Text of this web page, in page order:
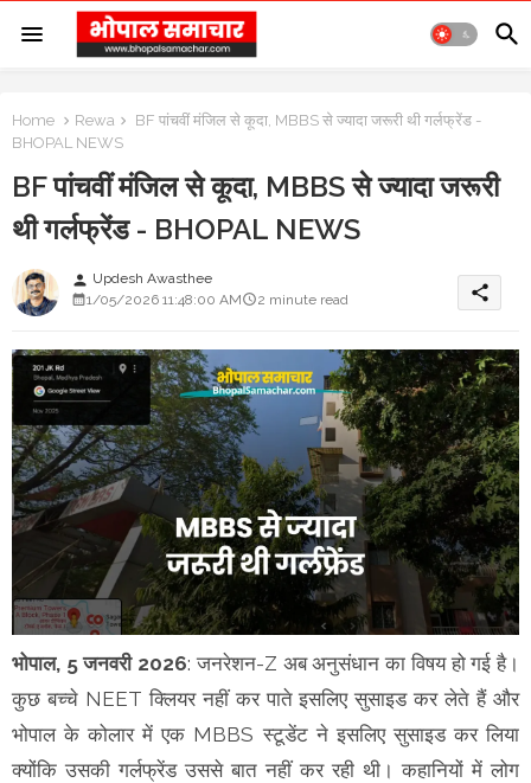
Home Rewa
BF पांचवीं मंजिल से कूदा, MBBS से ज्यादा जरूरी थी गर्लफ्रेंड -
BHOPAL NEWS
BF पांचवीं मंजिल से कूदा, MBBS से ज्यादा जरूरी
थी गर्लफ्रेंड - BHOPAL NEWS
person Updesh Awasthee
1/05/2026 11:48:00 AM
2 minute read share
भोपाल, 5 जनवरी 2026: जनरेशन-Z अब अनुसंधान का विषय हो गई है।
कुछ बच्चे NEET क्लियर नहीं कर पाते इसलिए सुसाइड कर लेते हैं और
भोपाल के कोलार में एक MBBS स्टूडेंट ने इसलिए सुसाइड कर लिया
क्योंकि उसकी गर्लफ्रेंड उससे बात नहीं कर रही थी। कहानियों में लोग